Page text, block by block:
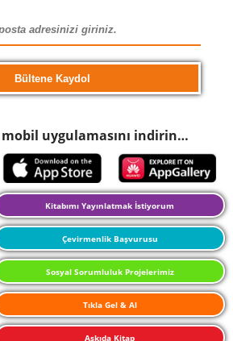
mobil uygulamasını indirin…
Kitabımı Yayınlatmak İstiyorum
Çevirmenlik Başvurusu
Sosyal Sorumluluk Projelerimiz
Tıkla Gel & Al
Askıda Kitap